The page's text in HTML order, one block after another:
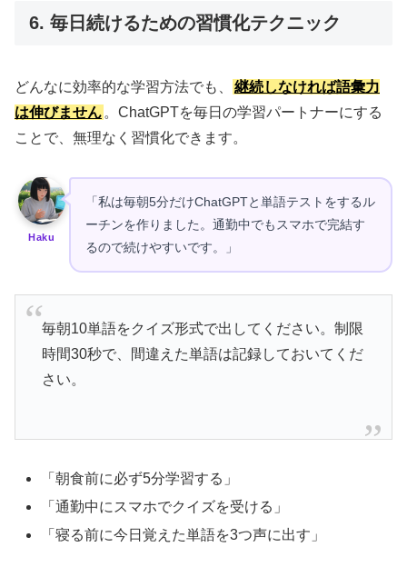
6. 毎日続けるための習慣化テクニック
どんなに効率的な学習方法でも、
継続しなければ語彙力
は伸びません。ChatGPTを毎日の学習パートナーにする
ことで、無理なく習慣化できます。
Haku
「私は毎朝5分だけChatGPTと単語テストをするル
ーチンを作りました。通勤中でもスマホで完結す
るので続けやすいです。」
毎朝10単語をクイズ形式で出してください。制限
時間30秒で、間違えた単語は記録しておいてくだ
さい。
「朝食前に必ず5分学習する」
「通勤中にスマホでクイズを受ける」
「寝る前に今日覚えた単語を3つ声に出す」